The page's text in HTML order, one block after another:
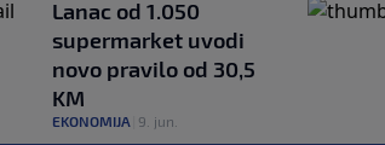
Lanac od 1.050
supermarket uvodi
novo pravilo od 30,5
KM
EKONOMIJA 9. jun.